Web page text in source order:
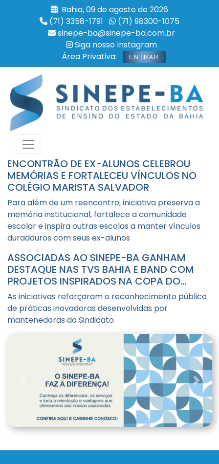
Bahia, 09 de agosto de 2026
(71) 3358-1791
(71) 98300-1075
sinepe-ba@sinepe-ba.com.br
Siga nosso Instagram
Área Privativa:
ENTRAR
ENCONTRÃO DE EX-ALUNOS CELEBROU
MEMÓRIAS E FORTALECEU VÍNCULOS NO
COLÉGIO MARISTA SALVADOR
Para além de um reencontro, iniciativa preserva a
memória institucional, fortalece a comunidade
escolar e inspira outras escolas a manter vínculos
duradouros com seus ex-alunos
ASSOCIADAS AO SINEPE-BA GANHAM
DESTAQUE NAS TVS BAHIA E BAND COM
PROJETOS INSPIRADOS NA COPA DO
MUNDO
As iniciativas reforçaram o reconhecimento público
de práticas inovadoras desenvolvidas por
mantenedoras do Sindicato
Previous Next